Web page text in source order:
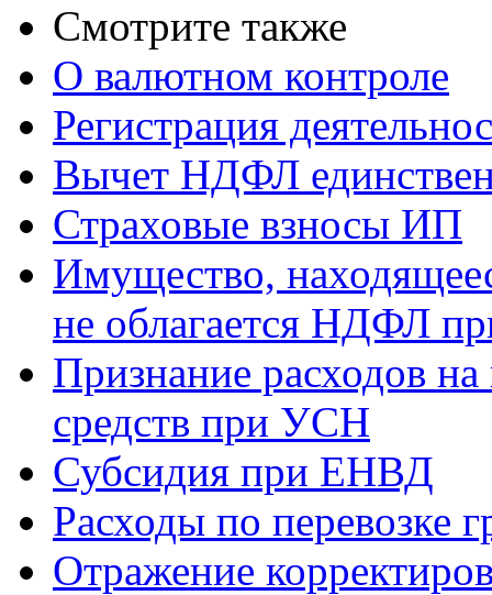
Смотрите также
О валютном контроле
Регистрация
Вычет НДФЛ
Страховые взносы ИП
Имущество,
не облагается НДФЛ
Признание расходов
средств при УСН
Субсидия при ЕНВД
Расходы по перевозке
Отражение